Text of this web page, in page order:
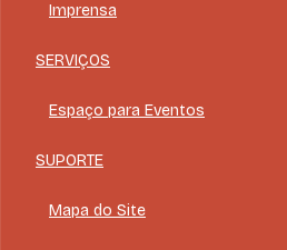
Imprensa
SERVIÇOS
Espaço para Eventos
SUPORTE
Mapa do Site